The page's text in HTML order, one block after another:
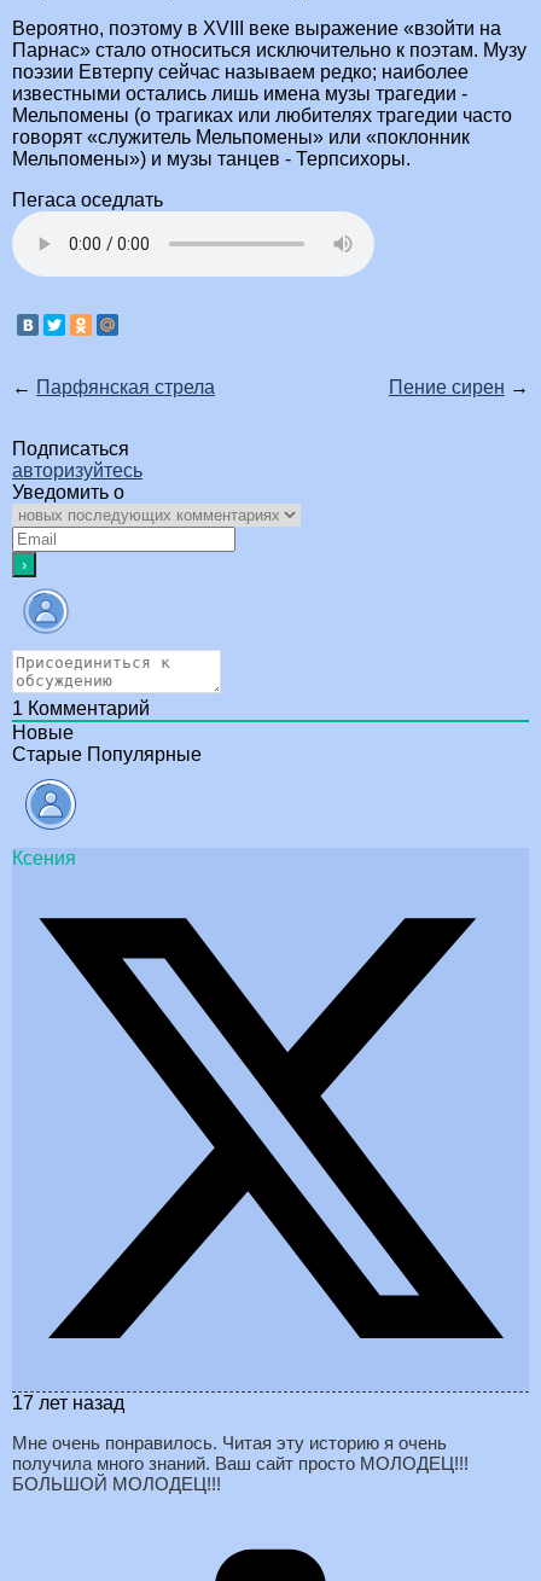
Вероятно, поэтому в XVIII веке выражение «взойти на
Парнас» стало относиться исключительно к поэтам. Музу
поэзии Евтерпу сейчас называем редко; наиболее
известными остались лишь имена музы трагедии -
Мельпомены (о трагиках или любителях трагедии часто
говорят «служитель Мельпомены» или «поклонник
Мельпомены») и музы танцев - Терпсихоры.
Пегаса оседлать
← Парфянская стрела Пение сирен →
Подписаться
авторизуйтесь
Уведомить о
1 Комментарий
Новые
Старые Популярные
Ксения
17 лет назад
Мне очень понравилось. Читая эту историю я очень
получила много знаний. Ваш сайт просто МОЛОДЕЦ!!!
БОЛЬШОЙ МОЛОДЕЦ!!!